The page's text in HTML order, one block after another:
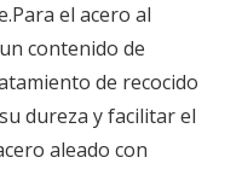
el acero al
contenido de
de recocido
dureza y facilitar el
aleado con